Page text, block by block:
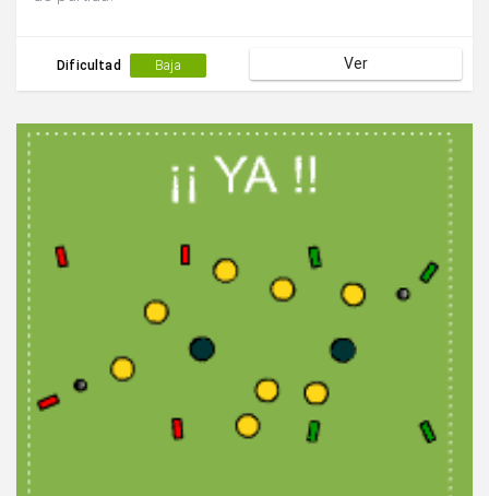
Dificultad Baja Ver